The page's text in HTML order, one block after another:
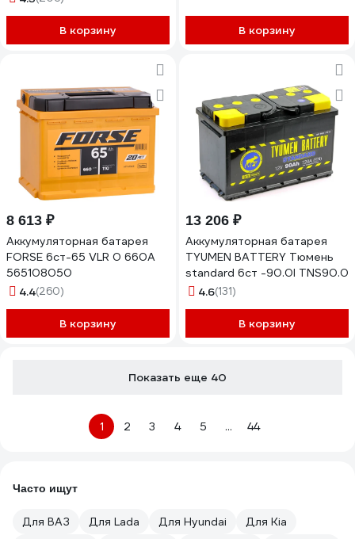
В корзину В корзину
8 613 ₽
Аккумуляторная батарея
FORSE 6ст-65 VLR 0 660A
565108050
4.4(260)
В корзину
13 206 ₽
Аккумуляторная батарея
TYUMEN BATTERY Тюмень
standard 6ст -90.0l TNS90.0
4.6(131)
В корзину
Показать еще 40
1 2 3 4 5 ... 44
Часто ищут
Для ВАЗ Для Lada Для Hyundai
Для Kia